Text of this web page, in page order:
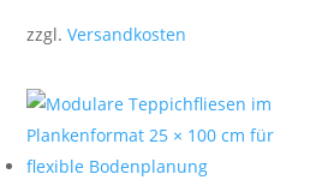
zzgl.Versandkosten